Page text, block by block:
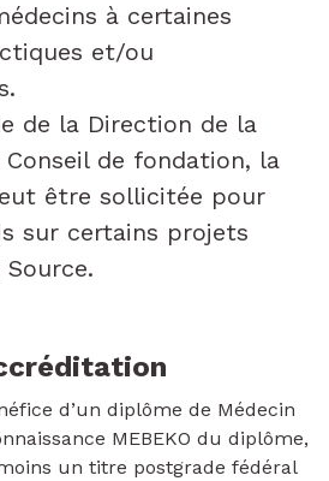
à certaines
et/ou
de la Direction de la
de fondation, la
être sollicitée pour
sur certains projets
d’un diplôme de Médecin
MEBEKO du diplôme,
un titre postgrade fédéral